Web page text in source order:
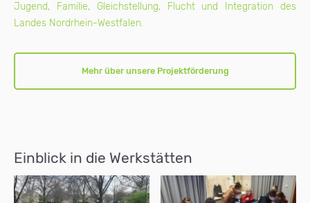
Jugend, Familie, Gleichstellung, Flucht und Integration des
Landes Nordrhein-Westfalen.
Mehr über unsere Projektförderung
Einblick in die Werkstätten